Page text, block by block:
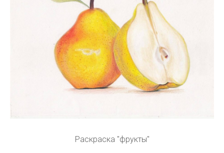
Раскраска "фрукты"